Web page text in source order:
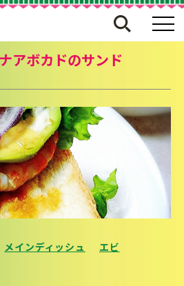
アボカドのサンド
メインディッシュ
エビ